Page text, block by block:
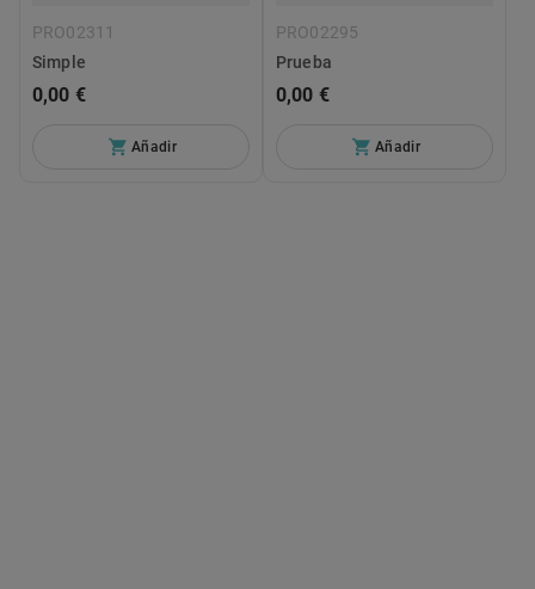
PRO02311
Simple
0,00 €
Añadir
PRO02295
Prueba
0,00 €
Añadir